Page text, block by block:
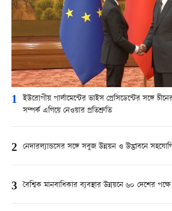
1 ইউরোপীয় পার্লামেন্টের ভাইস প্রেসিডেন্টের সঙ্গে
সম্পর্ক এগিয়ে নেওয়ার প্রতিশ্রুতি
2 নেদারল্যান্ডসের সঙ্গে সবুজ উন্নয়ন ও উদ্ভাবনে
3 বৈশ্বিক মানবাধিকার ব্যবস্থার উন্নয়নে ৬০ দেশের